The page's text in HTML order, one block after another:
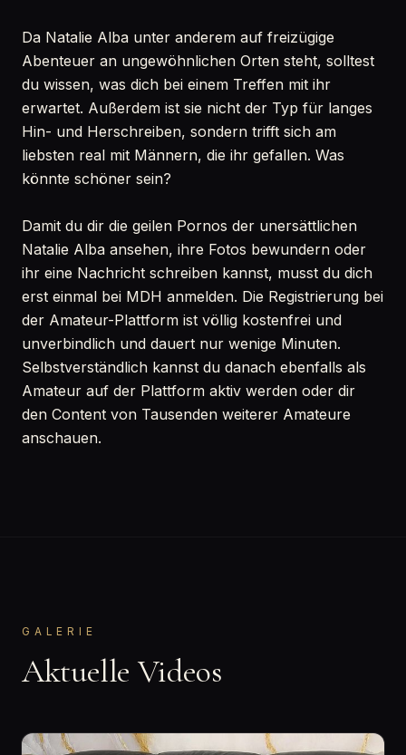
Da Natalie Alba unter anderem auf freizügige
Abenteuer an ungewöhnlichen Orten steht, solltest
du wissen, was dich bei einem Treffen mit ihr
erwartet. Außerdem ist sie nicht der Typ für langes
Hin- und Herschreiben, sondern trifft sich am
liebsten real mit Männern, die ihr gefallen. Was
könnte schöner sein?
Damit du dir die geilen Pornos der unersättlichen
Natalie Alba ansehen, ihre Fotos bewundern oder
ihr eine Nachricht schreiben kannst, musst du dich
erst einmal bei MDH anmelden. Die Registrierung bei
der Amateur-Plattform ist völlig kostenfrei und
unverbindlich und dauert nur wenige Minuten.
Selbstverständlich kannst du danach ebenfalls als
Amateur auf der Plattform aktiv werden oder dir
den Content von Tausenden weiterer Amateure
anschauen.
GALERIE
Aktuelle Videos